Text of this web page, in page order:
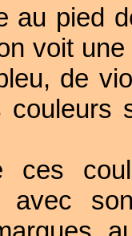
au pied
voit
de
couleurs
ces
avec